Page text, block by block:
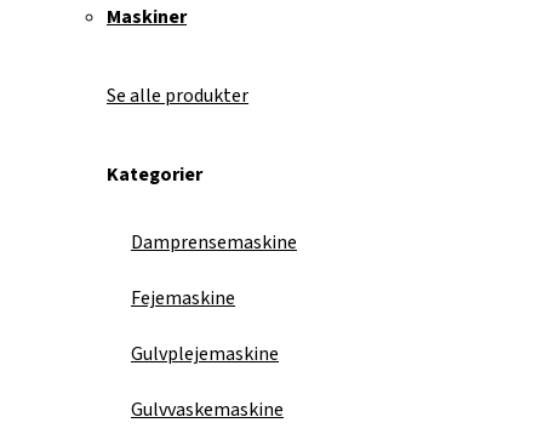
Maskiner
Se alle produkter
Kategorier
Damprensemaskine
Fejemaskine
Gulvplejemaskine
Gulvvaskemaskine